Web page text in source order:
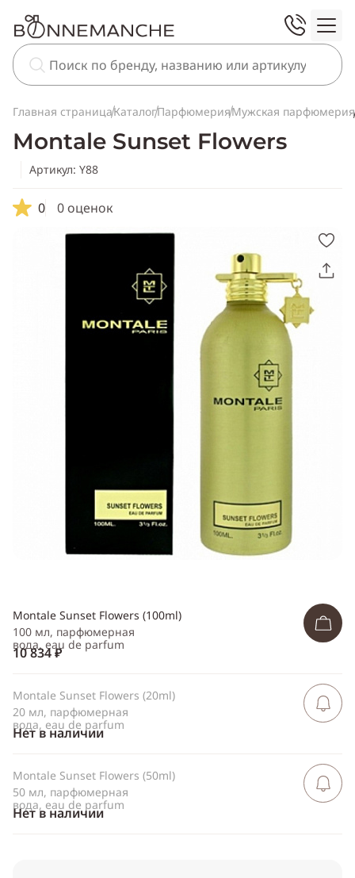
Главная страницаКаталогПарфюмерияМужская парфюмерия
Montale Sunset Flowers
Артикул: Y88
0 0 оценок
Скопировать
ссылку
Telegram
WhatsApp
Одноклассники
Montale Sunset Flowers (100ml)
100 мл, парфюмерная
вода, eau de parfum
10 834 ₽
Montale Sunset Flowers (20ml)
20 мл, парфюмерная
вода, eau de parfum
Нет в наличии
Сообщить
Montale Sunset Flowers (50ml)
50 мл, парфюмерная
вода, eau de parfum
Нет в наличии
Сообщить